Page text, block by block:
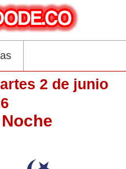
2 de junio